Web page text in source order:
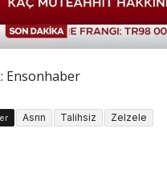
Ensonhaber
Asrın Talihsiz Zelzele